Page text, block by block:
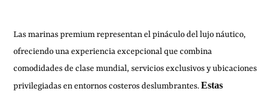
Las marinas premium representan el pináculo del lujo náutico,
ofreciendo una experiencia excepcional que combina
comodidades de clase mundial, servicios exclusivos y ubicaciones
privilegiadas en entornos costeros deslumbrantes.Estas